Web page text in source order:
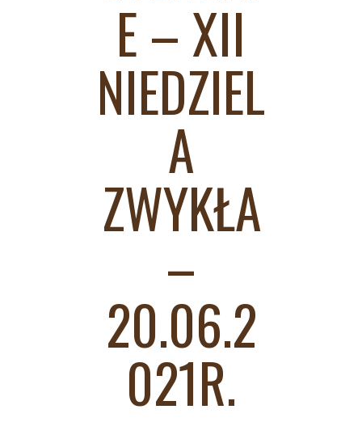
E – XII
NIEDZIEL
A
ZWYKŁA
–
20.06.2
021R.